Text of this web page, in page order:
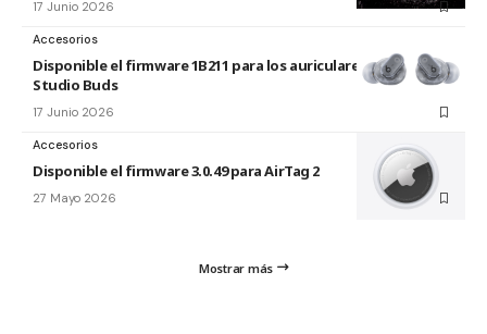
17 Junio 2026
Accesorios
Disponible el firmware 1B211 para los auriculares Beats
Studio Buds
17 Junio 2026
Accesorios
Disponible el firmware 3.0.49 para AirTag 2
27 Mayo 2026
Mostrar más